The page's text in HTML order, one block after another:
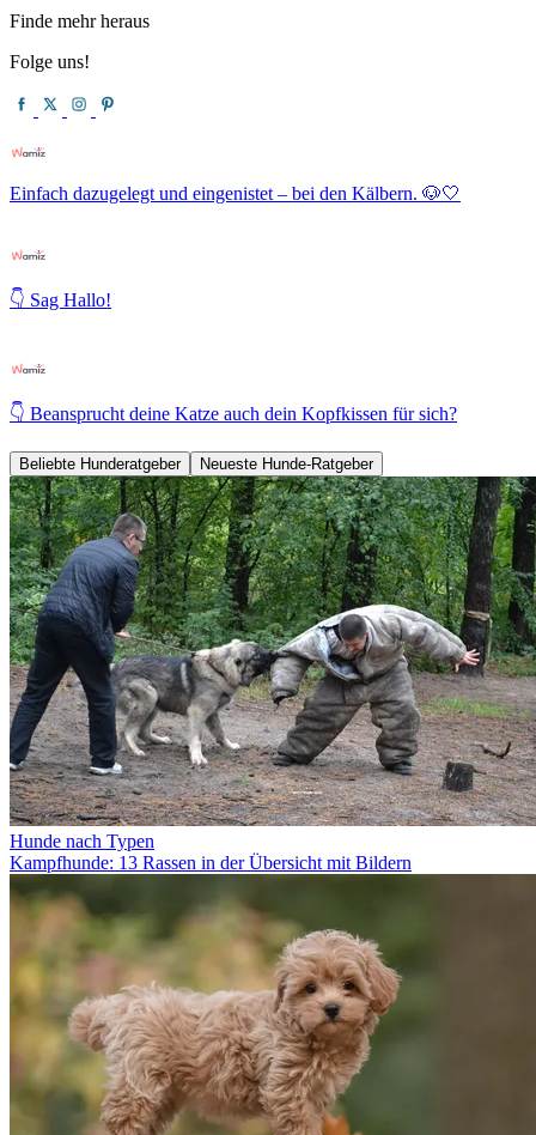
Finde mehr heraus
Folge uns!
Einfach dazugelegt und eingenistet – bei den Kälbern. 🐶🤍
👇 Sag Hallo!
👇 Beansprucht deine Katze auch dein Kopfkissen für sich?
Beliebte Hunderatgeber Neueste Hunde-Ratgeber
Hunde nach Typen
Kampfhunde: 13 Rassen in der Übersicht mit Bildern